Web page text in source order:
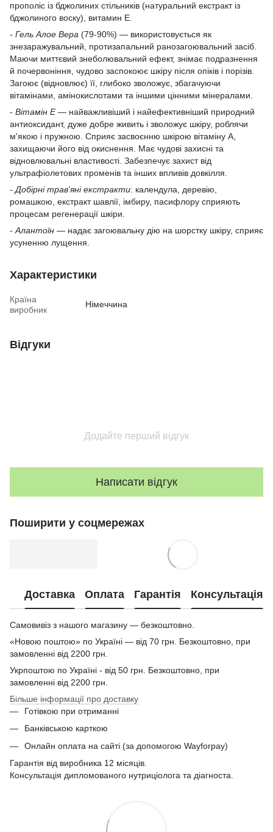
прополіс із бджолиних стільників (натуральний екстракт із
бджолиного воску), витамин Е.
- Гель Алое Вера (79-90%) — використовується як
знезаражувальний, протизапальний ранозагоювальний засіб.
Маючи миттєвий знеболювальний ефект, знімає подразнення
й почервоніння, чудово заспокоює шкіру після опіків і порізів.
Загоює (відновлює) її, глибоко зволожує, збагачуючи
вітамінами, амінокислотами та іншими цінними мінералами.
- Вітамін Е— найважливіший і найефективніший природний
антиоксидант, дуже добре живить і зволожує шкіру, роблячи
м'якою і пружною. Сприяє засвоєнню шкірою вітаміну А,
захищаючи його від окиснення. Має чудові захисні та
відновлювальні властивості. Забезпечує захист від
ультрафіолетових променів та інших впливів довкілля.
- Добірні трав'яні екстракти: календула, деревію,
ромашкою, екстракт шавлії, імбиру, пасифлору сприяють
процесам регенерації шкіри.
- Алантоїн — надає загоювальну дію на шорстку шкіру, сприяє
усуненню лущення.
Характеристики
Країна
виробник
Німеччина
Відгуки
Додайте перший відгук
Написати відгук
Поширити у соцмережах
Доставка Оплата Гарантія Консультація
Самовивіз з нашого магазину — безкоштовно.
«Новою поштою» по Україні — від 70 грн. Безкоштовно, при
замовленні від 2200 грн.
Укрпоштою по Україні - від 50 грн. Безкоштовно, при
замовленні від 2200 грн.
Більше інформації про доставку
Готівкою при отриманні
Банківською карткою
Онлайн оплата на сайті (за допомогою Wayforpay)
Гарантія від виробника 12 місяців.
Консультація дипломованого нутриціолога та діагноста.